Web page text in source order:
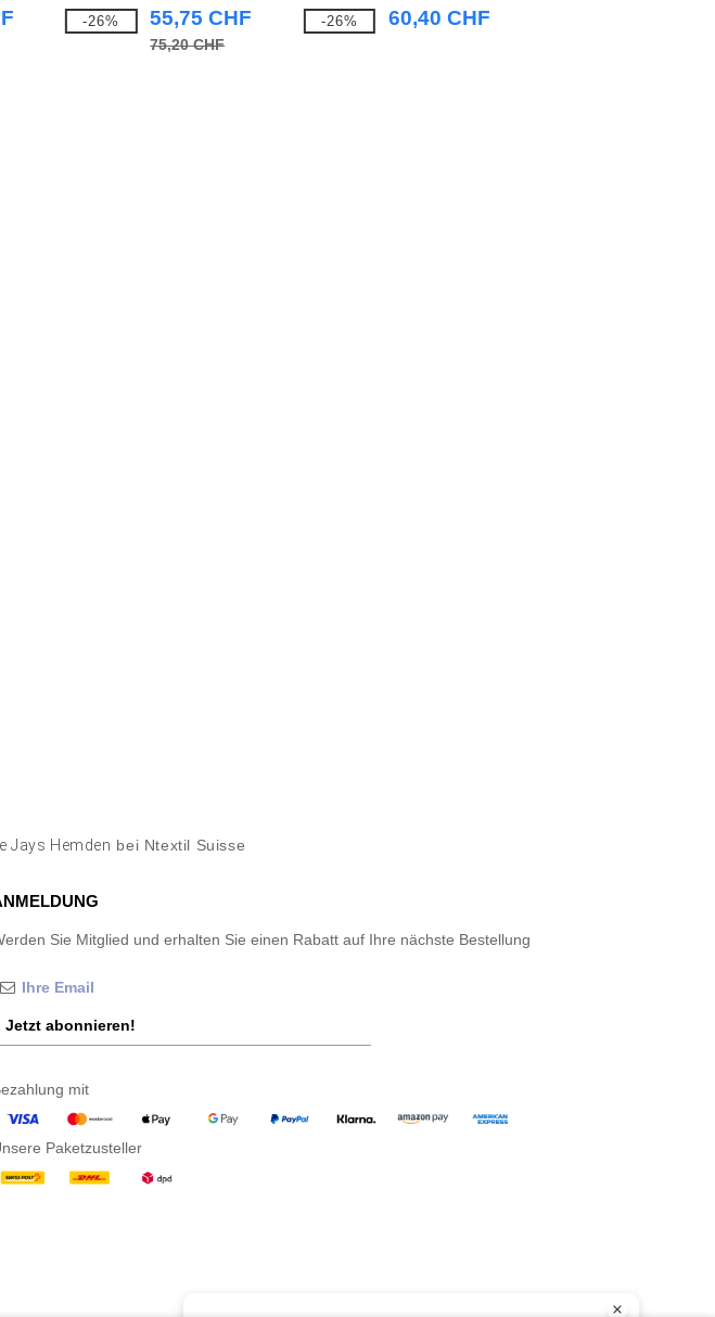
-26% 55,75 CHF
75,20 CHF
-26% 60,40 CHF
Jays Hemden bei Ntextil Suisse
Sie Mitglied und erhalten Sie einen Rabatt auf Ihre nächste Bestellung
Jetzt abonnieren!
mit
Paketzusteller